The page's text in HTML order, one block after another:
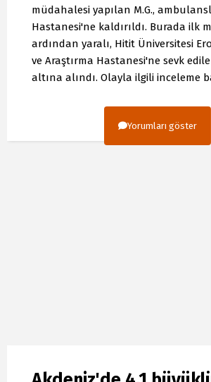
müdahalesi yapılan M.G.,
Hastanesi'ne kaldırıldı. Burada ilk
ardından yaralı, Hitit Üniversitesi
ve Araştırma Hastanesi'ne sevk
altına alındı. Olayla ilgili inceleme
Yorumları göster